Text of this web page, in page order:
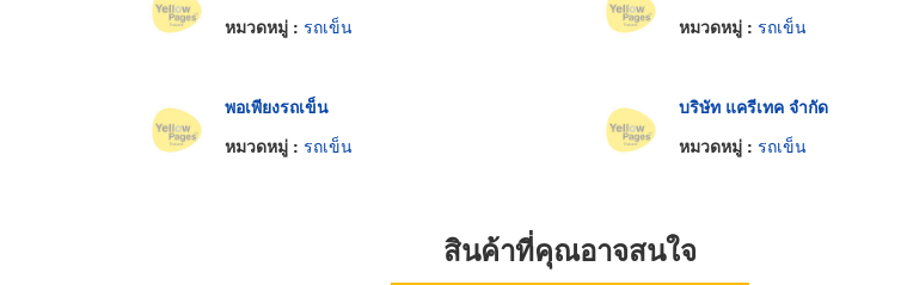
หมวดหมู่ : รถเข็น
หมวดหมู่ : รถเข็น
พอเพียงรถเข็น
หมวดหมู่ : รถเข็น
บริษัท แครีเทค จำกัด
หมวดหมู่ : รถเข็น
สินค้าที่คุณอาจสนใจ